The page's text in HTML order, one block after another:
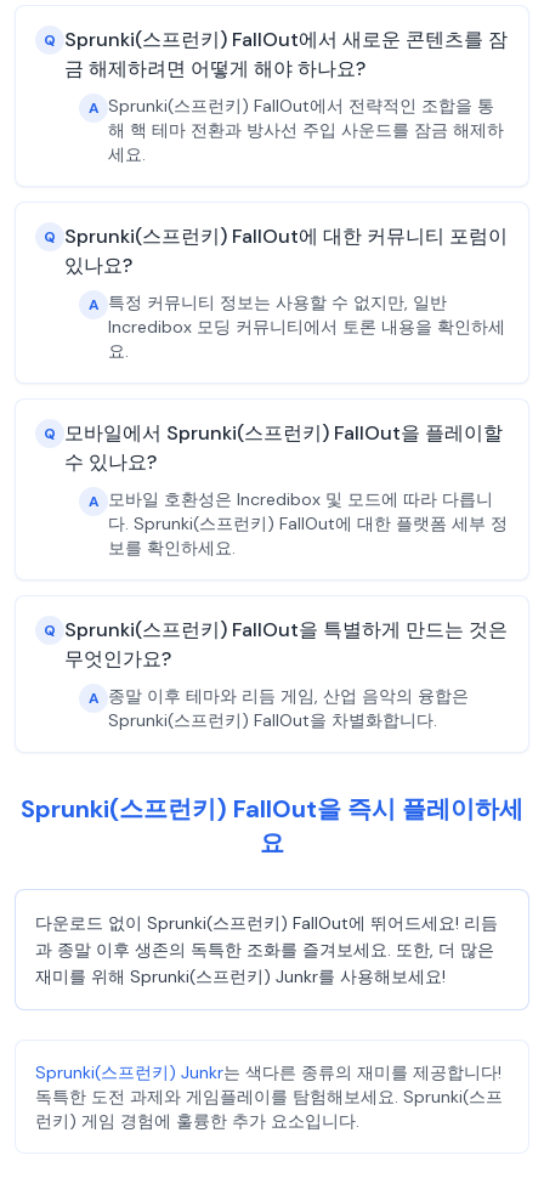
Q Sprunki(스프런키) FallOut에서 새로운 콘텐츠를 잠
금 해제하려면 어떻게 해야 하나요?
A Sprunki(스프런키) FallOut에서 전략적인 조합을 통
해 핵 테마 전환과 방사선 주입 사운드를 잠금 해제하
세요.
Q Sprunki(스프런키) FallOut에 대한 커뮤니티 포럼이
있나요?
A 특정 커뮤니티 정보는 사용할 수 없지만, 일반
Incredibox 모딩 커뮤니티에서 토론 내용을 확인하세
요.
Q 모바일에서 Sprunki(스프런키) FallOut을 플레이할
수 있나요?
A 모바일 호환성은 Incredibox 및 모드에 따라 다릅니
다. Sprunki(스프런키) FallOut에 대한 플랫폼 세부 정
보를 확인하세요.
Q Sprunki(스프런키) FallOut을 특별하게 만드는 것은
무엇인가요?
A 종말 이후 테마와 리듬 게임, 산업 음악의 융합은
Sprunki(스프런키) FallOut을 차별화합니다.
Sprunki(스프런키) FallOut을 즉시 플레이하세
요
다운로드 없이 Sprunki(스프런키) FallOut에 뛰어드세요! 리듬
과 종말 이후 생존의 독특한 조화를 즐겨보세요. 또한, 더 많은
재미를 위해 Sprunki(스프런키) Junkr를 사용해보세요!
Sprunki(스프런키) Junkr는 색다른 종류의 재미를 제공합니다!
독특한 도전 과제와 게임플레이를 탐험해보세요. Sprunki(스프
런키) 게임 경험에 훌륭한 추가 요소입니다.